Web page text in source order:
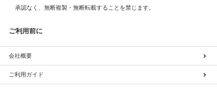
承認なく、無断複製・無断転載することを禁じます。
ご利用前に
会社概要
ご利用ガイド